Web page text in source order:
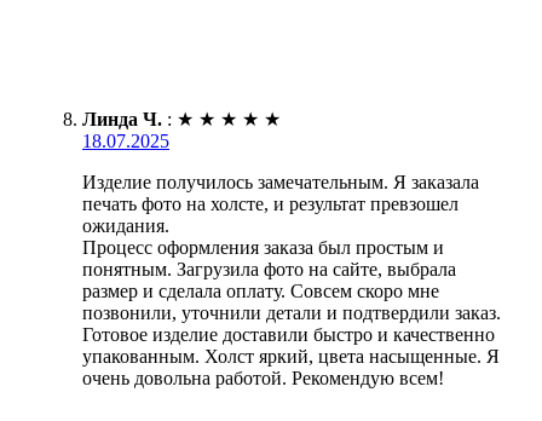
Линда Ч. : ★ ★ ★ ★ ★
18.07.2025
Изделие получилось замечательным. Я заказала
печать фото на холсте, и результат превзошел
ожидания.
Процесс оформления заказа был простым и
понятным. Загрузила фото на сайте, выбрала
размер и сделала оплату. Совсем скоро мне
позвонили, уточнили детали и подтвердили заказ.
Готовое изделие доставили быстро и качественно
упакованным. Холст яркий, цвета насыщенные. Я
очень довольна работой. Рекомендую всем!